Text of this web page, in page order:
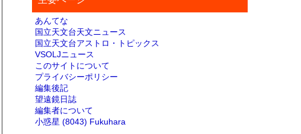
あんてな
国立天文台天文ニュース
国立天文台アストロ・トピックス
VSOLJニュース
このサイトについて
プライバシーポリシー
編集後記
望遠鏡日誌
編集者について
小惑星 (8043) Fukuhara